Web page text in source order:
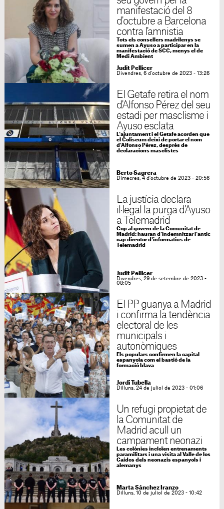
manifestació del 8
d'octubre a Barcelona
contra l'amnistia
Tots els consellers madrilenys se
sumen a Ayuso a participar en la
manifestació de SCC, menys el de
Medi Ambient
Judit Pellicer
Divendres, 6 d'octubre de 2023 - 13:26
El Getafe retira el nom
d'Alfonso Pérez del seu
estadi per masclisme i
Ayuso esclata
L'ajuntament i el Getafe acorden que
el Coliseum deixi de portar el nom
d'Alfonso Pérez, després de
declaracions masclistes
Berto Sagrera
Dimecres, 4 d'octubre de 2023 - 20:56
La justícia declara
il·legal la purga d'Ayuso
a Telemadrid
Cop al govern de la Comunitat de
Madrid: hauran d'indemnitzar l'antic
cap director d'informatius de
Telemadrid
Judit Pellicer
Divendres, 29 de setembre de 2023 -
08:05
El PP guanya a Madrid
i confirma la tendència
electoral de les
municipals i
autonòmiques
Els populars confirmen la capital
espanyola com el bastió de la
formació blava
Jordi Tubella
Dilluns, 24 de juliol de 2023 - 01:06
Un refugi propietat de
la Comunitat de
Madrid acull un
campament neonazi
Les colònies incloïen entrenaments
paramilitars i una visita al Valle de los
Caídos dels neonazis espanyols i
alemanys
Marta Sánchez Iranzo
Dilluns, 10 de juliol de 2023 - 10:42